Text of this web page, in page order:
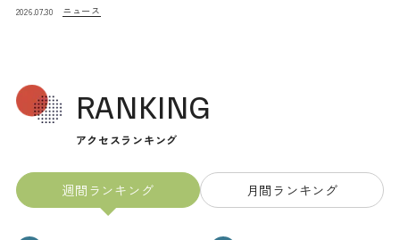
2026.07.30 ニュース
RANKING
アクセスランキング
週間ランキング 月間ランキング